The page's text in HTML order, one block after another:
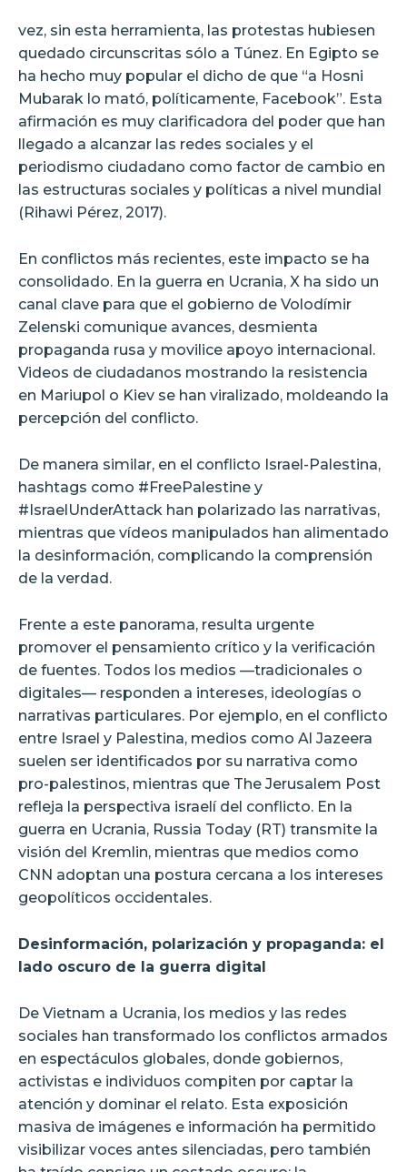
vez, sin esta herramienta, las protestas hubiesen
quedado circunscritas sólo a Túnez. En Egipto se
ha hecho muy popular el dicho de que “a Hosni
Mubarak lo mató, políticamente, Facebook”. Esta
afirmación es muy clarificadora del poder que han
llegado a alcanzar las redes sociales y el
periodismo ciudadano como factor de cambio en
las estructuras sociales y políticas a nivel mundial
(Rihawi Pérez, 2017).
En conflictos más recientes, este impacto se ha
consolidado. En la guerra en Ucrania, X ha sido un
canal clave para que el gobierno de Volodímir
Zelenski comunique avances, desmienta
propaganda rusa y movilice apoyo internacional.
Videos de ciudadanos mostrando la resistencia
en Mariupol o Kiev se han viralizado, moldeando la
percepción del conflicto.
De manera similar, en el conflicto Israel-Palestina,
hashtags como #FreePalestine y
#IsraelUnderAttack han polarizado las narrativas,
mientras que vídeos manipulados han alimentado
la desinformación, complicando la comprensión
de la verdad.
Frente a este panorama, resulta urgente
promover el pensamiento crítico y la verificación
de fuentes. Todos los medios —tradicionales o
digitales— responden a intereses, ideologías o
narrativas particulares. Por ejemplo, en el conflicto
entre Israel y Palestina, medios como Al Jazeera
suelen ser identificados por su narrativa como
pro-palestinos, mientras que The Jerusalem Post
refleja la perspectiva israelí del conflicto. En la
guerra en Ucrania, Russia Today (RT) transmite la
visión del Kremlin, mientras que medios como
CNN adoptan una postura cercana a los intereses
geopolíticos occidentales.
Desinformación, polarización y propaganda: el
lado oscuro de la guerra digital
De Vietnam a Ucrania, los medios y las redes
sociales han transformado los conflictos armados
en espectáculos globales, donde gobiernos,
activistas e individuos compiten por captar la
atención y dominar el relato. Esta exposición
masiva de imágenes e información ha permitido
visibilizar voces antes silenciadas, pero también